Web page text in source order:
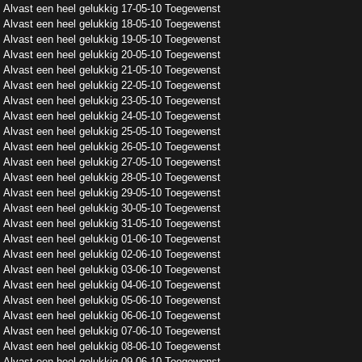
Alvast een heel gelukkig 17-05-10 Toegewenst
Alvast een heel gelukkig 18-05-10 Toegewenst
Alvast een heel gelukkig 19-05-10 Toegewenst
Alvast een heel gelukkig 20-05-10 Toegewenst
Alvast een heel gelukkig 21-05-10 Toegewenst
Alvast een heel gelukkig 22-05-10 Toegewenst
Alvast een heel gelukkig 23-05-10 Toegewenst
Alvast een heel gelukkig 24-05-10 Toegewenst
Alvast een heel gelukkig 25-05-10 Toegewenst
Alvast een heel gelukkig 26-05-10 Toegewenst
Alvast een heel gelukkig 27-05-10 Toegewenst
Alvast een heel gelukkig 28-05-10 Toegewenst
Alvast een heel gelukkig 29-05-10 Toegewenst
Alvast een heel gelukkig 30-05-10 Toegewenst
Alvast een heel gelukkig 31-05-10 Toegewenst
Alvast een heel gelukkig 01-06-10 Toegewenst
Alvast een heel gelukkig 02-06-10 Toegewenst
Alvast een heel gelukkig 03-06-10 Toegewenst
Alvast een heel gelukkig 04-06-10 Toegewenst
Alvast een heel gelukkig 05-06-10 Toegewenst
Alvast een heel gelukkig 06-06-10 Toegewenst
Alvast een heel gelukkig 07-06-10 Toegewenst
Alvast een heel gelukkig 08-06-10 Toegewenst